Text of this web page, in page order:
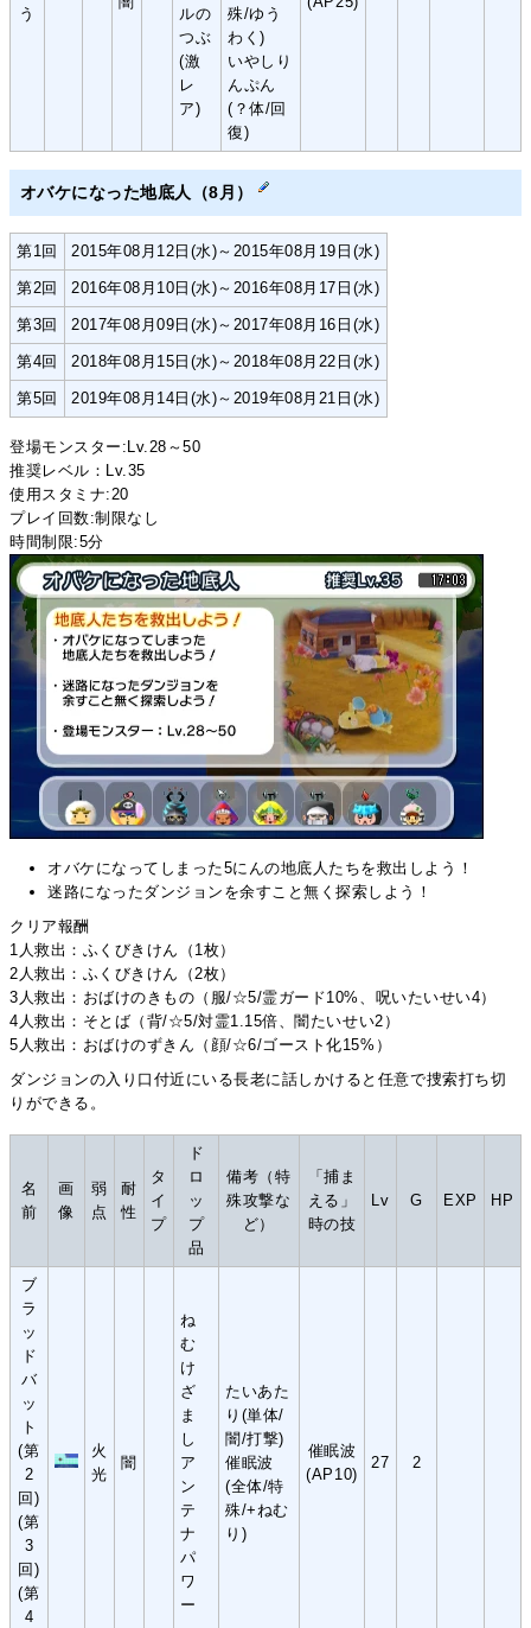
う
ルの
つぶ
(激
レ
ア)
殊/ゆう
わく)
いやしり
んぷん
(？体/回
復)
オバケになった地底人（8月）
第1回 2015年08月12日(水)～2015年08月19日(水)
第2回 2016年08月10日(水)～2016年08月17日(水)
第3回 2017年08月09日(水)～2017年08月16日(水)
第4回 2018年08月15日(水)～2018年08月22日(水)
第5回 2019年08月14日(水)～2019年08月21日(水)
登場モンスター:Lv.28～50
推奨レベル：Lv.35
使用スタミナ:20
プレイ回数:制限なし
時間制限:5分
オバケになってしまった5にんの地底人たちを救出しよう！
迷路になったダンジョンを余すこと無く探索しよう！
クリア報酬
1人救出：ふくびきけん（1枚）
2人救出：ふくびきけん（2枚）
3人救出：おばけのきもの（服/☆5/霊ガード10%、呪いたいせい4）
4人救出：そとば（背/☆5/対霊1.15倍、闇たいせい2）
5人救出：おばけのずきん（顔/☆6/ゴースト化15%）
ダンジョンの入り口付近にいる長老に話しかけると任意で捜索打ち切
りができる。
名
前
画
像
弱
点
耐
性
タ
イ
プ
ド
ロ
ッ
プ
品
備考（特
殊攻撃な
ど）
「捕ま
える」
時の技
Lv G EXP HP
ブ
ラ
ッ
ド
バ
ッ
ト
(第
2
回)
(第
3
回)
(第
4
火
光
闇
ね
む
け
ざ
ま
し
ア
ン
テ
ナ
パ
ワ
ー
たいあた
り(単体/
闇/打撃)
催眠波
(全体/特
殊/+ねむ
り)
催眠波
(AP10)
27 2